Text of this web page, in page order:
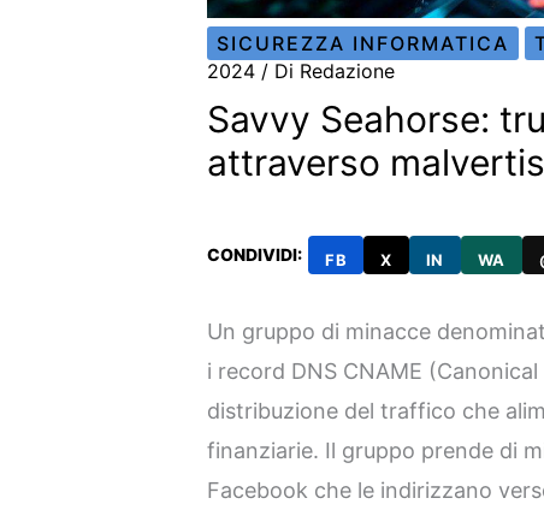
SICUREZZA INFORMATICA
2024 / Di Redazione
Savvy Seahorse:
attraverso
CONDIVIDI: FB X IN WA
Un gruppo di minacce
i record DNS CNAME
distribuzione del traffico che
finanziarie. Il gruppo prende di
Facebook che le indirizzano